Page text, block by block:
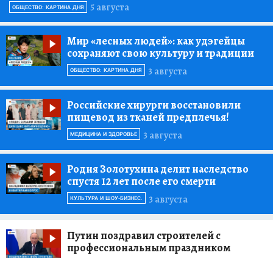
5 августа
ОБЩЕСТВО: КАРТИНА ДНЯ
Мир «лесных людей»:как удэгейцы
сохраняют свою культуру и традиции
3 августа
ОБЩЕСТВО: КАРТИНА ДНЯ
Российские хирурги восстановили
пищевод из тканей предплечья!
3 августа
МЕДИЦИНА И ЗДОРОВЬЕ
Родня Золотухина делит наследство
спустя 12 лет после его смерти
3 августа
КУЛЬТУРА И ШОУ-БИЗНЕС.
Путин поздравил строителей с
профессиональным праздником